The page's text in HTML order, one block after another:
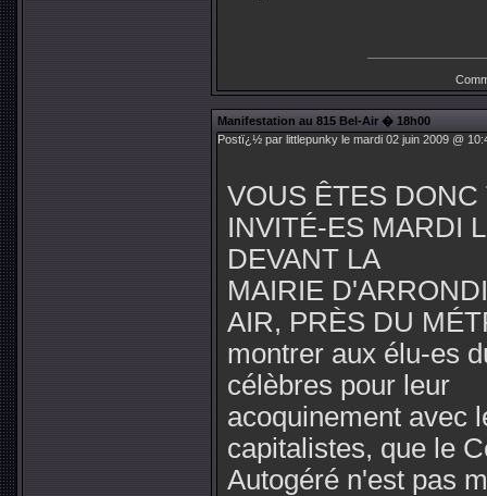
Manifestation au 815 Bel-Air � 18h00
Postï¿½ par littlepunky le mardi 02 juin 2009 @
VOUS ÊTES
INVITÉ-ES MARDI
DEVANT LA
MAIRIE
AIR, PRÈS DU
montrer aux élu-es
célèbres pour leur
acoquinement avec
capitalistes, que le
Autogéré n'est pas